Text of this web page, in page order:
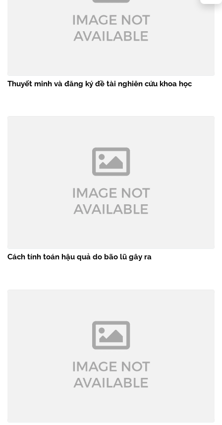
Thuyết minh và đăng ký đề tài nghiên cứu khoa học
Cách tính toán hậu quả do bão lũ gây ra